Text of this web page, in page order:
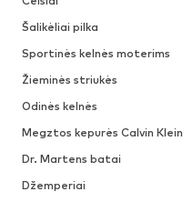
Šalikėliai pilka
Sportinės kelnės moterims
Žieminės striukės
Odinės kelnės
Megztos kepurės Calvin Klein
Dr. Martens batai
Džemperiai